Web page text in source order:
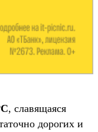
, славящаяся
дорогих и